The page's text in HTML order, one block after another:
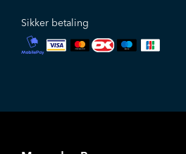
Sikker betaling